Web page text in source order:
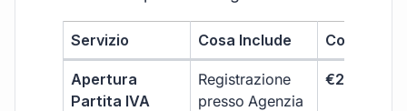
Servizio Cosa Include Costo
Apertura
Partita IVA
Registrazione
presso Agenzia
€264 +